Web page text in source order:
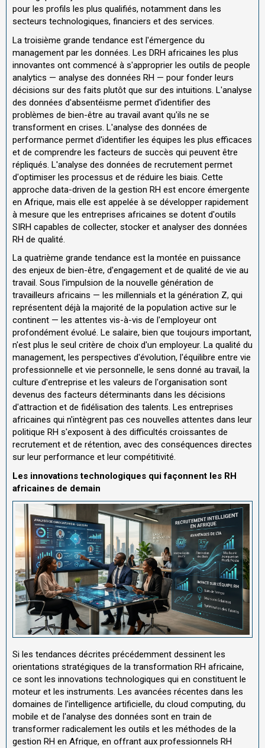
pour les profils les plus qualifiés, notamment dans les
secteurs technologiques, financiers et des services.
La troisième grande tendance est l'émergence du
management par les données. Les DRH africaines les plus
innovantes ont commencé à s'approprier les outils de people
analytics — analyse des données RH — pour fonder leurs
décisions sur des faits plutôt que sur des intuitions. L'analyse
des données d'absentéisme permet d'identifier des
problèmes de bien-être au travail avant qu'ils ne se
transforment en crises. L'analyse des données de
performance permet d'identifier les équipes les plus efficaces
et de comprendre les facteurs de succès qui peuvent être
répliqués. L'analyse des données de recrutement permet
d'optimiser les processus et de réduire les biais. Cette
approche data-driven de la gestion RH est encore émergente
en Afrique, mais elle est appelée à se développer rapidement
à mesure que les entreprises africaines se dotent d'outils
SIRH capables de collecter, stocker et analyser des données
RH de qualité.
La quatrième grande tendance est la montée en puissance
des enjeux de bien-être, d'engagement et de qualité de vie au
travail. Sous l'impulsion de la nouvelle génération de
travailleurs africains — les millennials et la génération Z, qui
représentent déjà la majorité de la population active sur le
continent — les attentes vis-à-vis de l'employeur ont
profondément évolué. Le salaire, bien que toujours important,
n'est plus le seul critère de choix d'un employeur. La qualité du
management, les perspectives d'évolution, l'équilibre entre vie
professionnelle et vie personnelle, le sens donné au travail, la
culture d'entreprise et les valeurs de l'organisation sont
devenus des facteurs déterminants dans les décisions
d'attraction et de fidélisation des talents. Les entreprises
africaines qui n'intègrent pas ces nouvelles attentes dans leur
politique RH s'exposent à des difficultés croissantes de
recrutement et de rétention, avec des conséquences directes
sur leur performance et leur compétitivité.
Les innovations technologiques qui façonnent les RH
africaines de demain
Si les tendances décrites précédemment dessinent les
orientations stratégiques de la transformation RH africaine,
ce sont les innovations technologiques qui en constituent le
moteur et les instruments. Les avancées récentes dans les
domaines de l'intelligence artificielle, du cloud computing, du
mobile et de l'analyse des données sont en train de
transformer radicalement les outils et les méthodes de la
gestion RH en Afrique, en offrant aux professionnels RH